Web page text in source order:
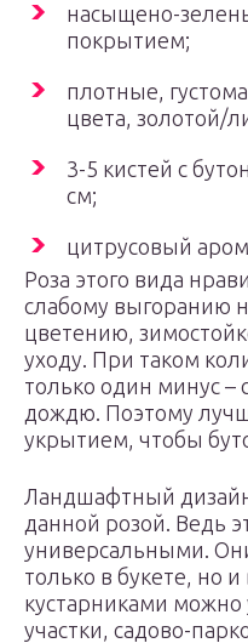
насыщено-
покрытием;
плотные,
цвета, золотой/
3-5 кистей с
см;
цитрусовый
Роза этого вида
слабому выгоранию
цветению,
уходу. При таком
только один минус –
дождю. Поэтому
укрытием, чтобы
Ландшафтный
данной розой. Ведь
универсальными.
только в букете, но и
кустарниками
участки, садово-